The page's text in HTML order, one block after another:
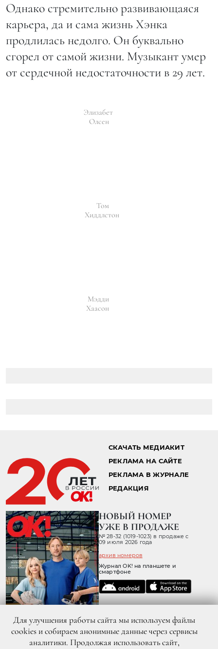
Однако стремительно развивающаяся
карьера, да и сама жизнь Хэнка
продлилась недолго. Он буквально
сгорел от самой жизни. Музыкант умер
от сердечной недостаточности в 29 лет.
Элизабет
Олсен
Том
Хиддлстон
Мэдди
Хаасон
СКАЧАТЬ МЕДИАКИТ
РЕКЛАМА НА САЙТЕ
РЕКЛАМА В ЖУРНАЛЕ
РЕДАКЦИЯ
НОВЫЙ НОМЕР
УЖЕ В ПРОДАЖЕ
№ 28-32 (1019-1023) в продаже с
09 июля 2026 года
архив номеров
Журнал OK! на планшете и
смартфоне
Для улучшения работы сайта мы используем файлы
cookies и собираем анонимные данные через сервисы
аналитики. Продолжая использовать сайт,